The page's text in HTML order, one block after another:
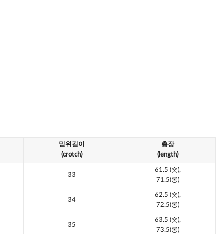
밑위길이
(crotch)
총장
(length)
33
61.5 (숏),
71.5(롱)
34
62.5 (숏),
72.5(롱)
35
63.5 (숏),
73.5(롱)